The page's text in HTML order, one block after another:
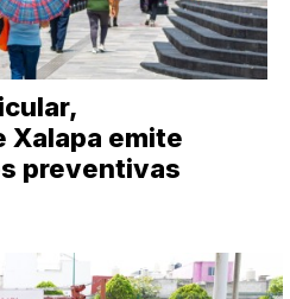
Xalapa emite
preventivas